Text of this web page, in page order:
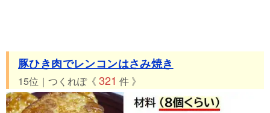
豚ひき肉でレンコンはさみ焼き
15位｜つくれぽ《 321 件 》